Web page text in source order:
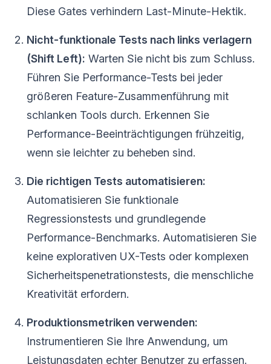
Diese Gates verhindern Last-Minute-Hektik.
Nicht-funktionale Tests nach links verlagern
(Shift Left): Warten Sie nicht bis zum Schluss.
Führen Sie Performance-Tests bei jeder
größeren Feature-Zusammenführung mit
schlanken Tools durch. Erkennen Sie
Performance-Beeinträchtigungen frühzeitig,
wenn sie leichter zu beheben sind.
Die richtigen Tests automatisieren:
Automatisieren Sie funktionale
Regressionstests und grundlegende
Performance-Benchmarks. Automatisieren Sie
keine explorativen UX-Tests oder komplexen
Sicherheitspenetrationstests, die menschliche
Kreativität erfordern.
Produktionsmetriken verwenden:
Instrumentieren Sie Ihre Anwendung, um
Leistungsdaten echter Benutzer zu erfassen.